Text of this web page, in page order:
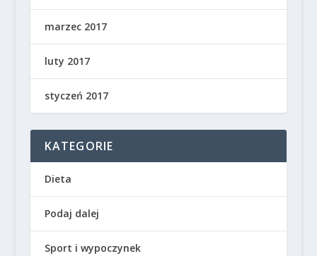
marzec 2017
luty 2017
styczeń 2017
KATEGORIE
Dieta
Podaj dalej
Sport i wypoczynek